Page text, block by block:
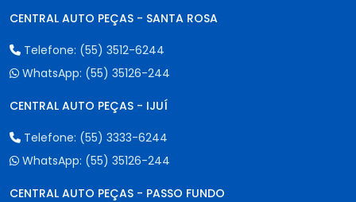
CENTRAL AUTO PEÇAS - SANTA ROSA
Telefone: (55) 3512-6244
WhatsApp: (55) 35126-244
CENTRAL AUTO PEÇAS - IJUÍ
Telefone: (55) 3333-6244
WhatsApp: (55) 35126-244
CENTRAL AUTO PEÇAS - PASSO FUNDO